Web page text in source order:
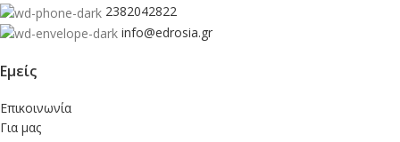
2382042822
info@edrosia.gr
Εμείς
Επικοινωνία
Για μας